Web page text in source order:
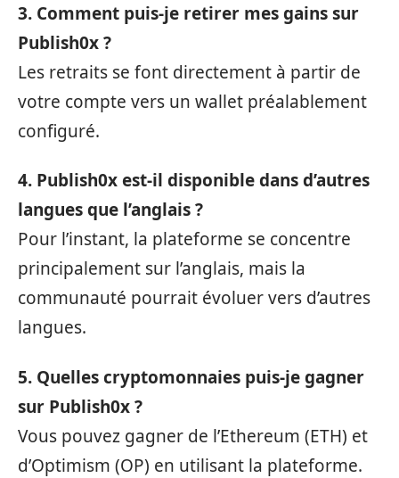
3. Comment puis-je retirer mes gains sur
Publish0x ?
Les retraits se font directement à partir de
votre compte vers un wallet préalablement
configuré.
4. Publish0x est-il disponible dans d’autres
langues que l’anglais ?
Pour l’instant, la plateforme se concentre
principalement sur l’anglais, mais la
communauté pourrait évoluer vers d’autres
langues.
5. Quelles cryptomonnaies puis-je gagner
sur Publish0x ?
Vous pouvez gagner de l’Ethereum (ETH) et
d’Optimism (OP) en utilisant la plateforme.